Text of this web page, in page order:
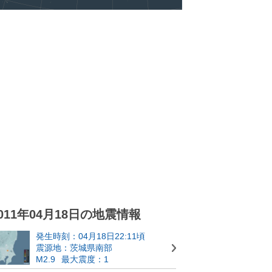
年04月18日の地震情報
発生時刻：04月18日22:11頃
震源地：茨城県南部
M2.9
最大震度：1